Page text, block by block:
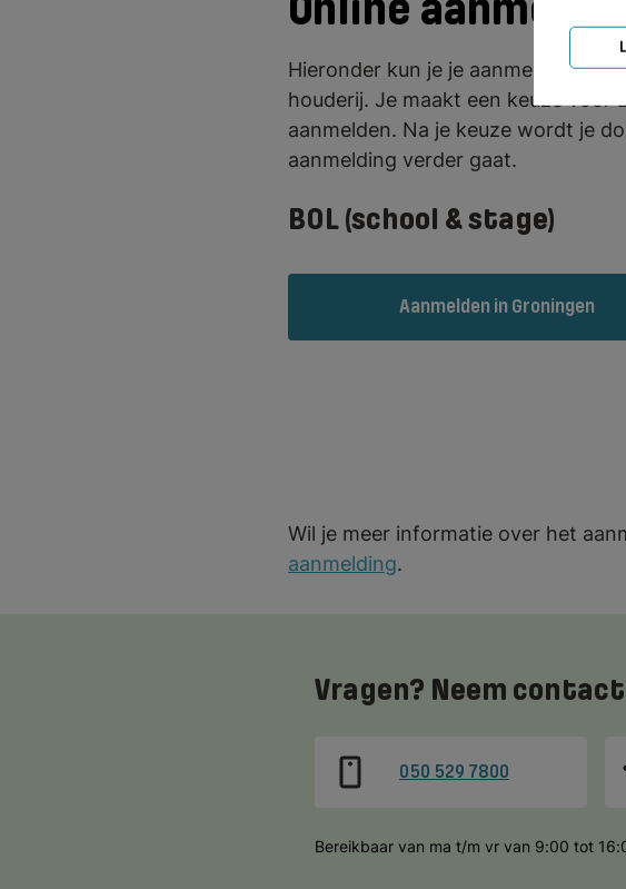
Hieronder kun je je aanmelden
houderij. Je maakt een keuze voor
aanmelden. Na je keuze wordt je
aanmelding verder gaat.
BOL (school & stage)
Aanmelden in Groningen
Wil je meer informatie over het
aanmelding.
Vragen? Neem
050 529 7800
Bereikbaar van ma t/m vr van 9:00 tot